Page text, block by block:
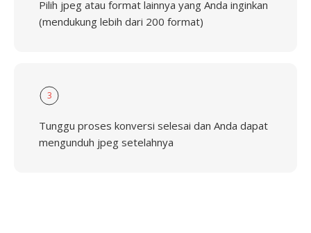
Pilih jpeg atau format lainnya yang Anda inginkan
(mendukung lebih dari 200 format)
3
Tunggu proses konversi selesai dan Anda dapat
mengunduh jpeg setelahnya